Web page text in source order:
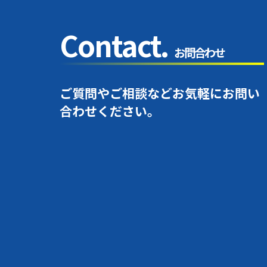
Contact. お問合わせ
ご質問やご相談などお気軽にお問い
合わせください。